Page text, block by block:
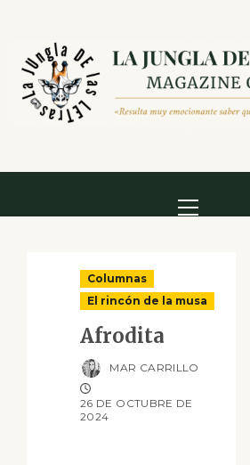
contenido
Menú
principal
Columnas
El rincón de la musa
Afrodita
MAR CARRILLO
26 DE OCTUBRE DE
2024